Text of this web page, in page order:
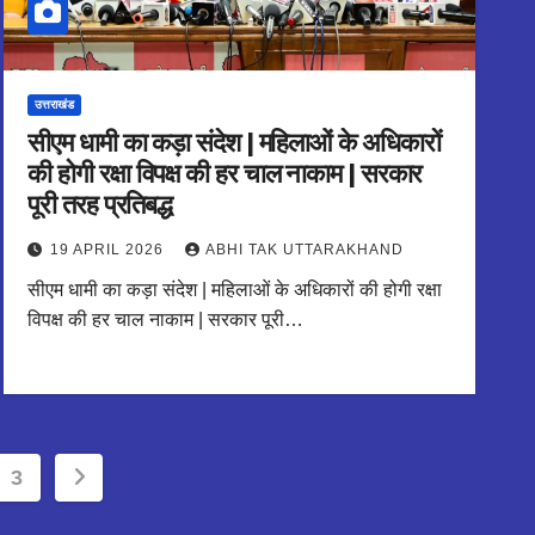
उत्तराखंड
सीएम धामी का कड़ा संदेश | महिलाओं के अधिकारों
की होगी रक्षा विपक्ष की हर चाल नाकाम | सरकार
पूरी तरह प्रतिबद्ध
19 APRIL 2026 ABHI TAK UTTARAKHAND
सीएम धामी का कड़ा संदेश | महिलाओं के अधिकारों की होगी रक्षा
विपक्ष की हर चाल नाकाम | सरकार पूरी…
3